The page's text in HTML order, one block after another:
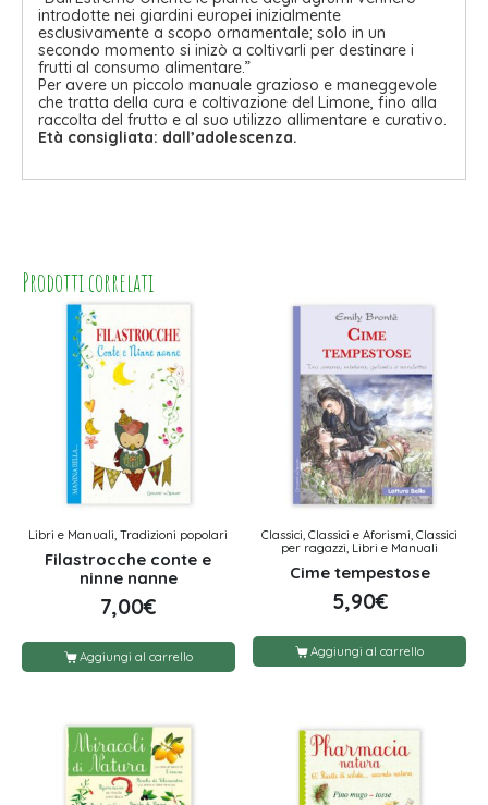
introdotte nei giardini europei inizialmente
esclusivamente a scopo ornamentale; solo in un
secondo momento si inizò a coltivarli per destinare i
frutti al consumo alimentare.”
Per avere un piccolo manuale grazioso e maneggevole
che tratta della cura e coltivazione del Limone, fino alla
raccolta del frutto e al suo utilizzo allimentare e curativo.
Età consigliata: dall’adolescenza.
Prodotti correlati
Libri e Manuali, Tradizioni popolari
Filastrocche conte e
ninne nanne
7,00€
Aggiungi al carrello
Classici, Classici e Aforismi, Classici
per ragazzi, Libri e Manuali
Cime tempestose
5,90€
Aggiungi al carrello